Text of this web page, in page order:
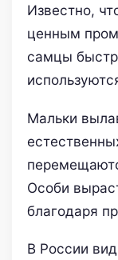
Известно,
ценным
самцы
Мальки
Особи
благодаря
В России